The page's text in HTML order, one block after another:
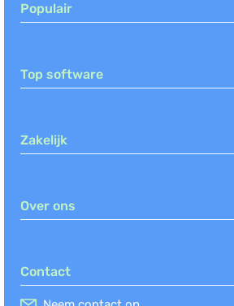
Populair
Top software
Zakelijk
Over ons
Contact